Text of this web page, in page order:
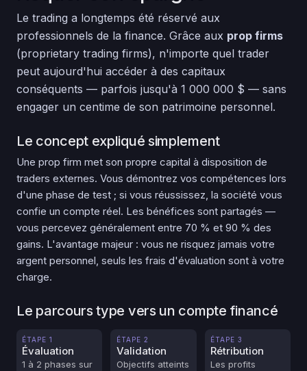
Le trading a longtemps été réservé aux
professionnels de la finance. Grâce aux prop firms
(proprietary trading firms), n'importe quel trader
peut aujourd'hui accéder à des capitaux
conséquents — parfois jusqu'à 1 000 000 $ — sans
engager un centime de son patrimoine personnel.
Le concept expliqué simplement
Une prop firm met son propre capital à disposition de
traders externes. Vous démontrez vos compétences lors
d'une phase de test ; si vous réussissez, la société vous
confie un compte réel. Les bénéfices sont partagés —
vous percevez généralement entre 70 % et 90 % des
gains. L'avantage majeur : vous ne risquez jamais votre
argent personnel, seuls les frais d'évaluation sont à votre
charge.
Le parcours type vers un compte financé
ÉTAPE 1
Évaluation
1 à 2 phases sur
ÉTAPE 2
Validation
Objectifs atteints
ÉTAPE 3
Rétribution
Les profits